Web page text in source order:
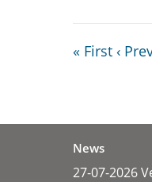
« First ‹
News
27-07-2026